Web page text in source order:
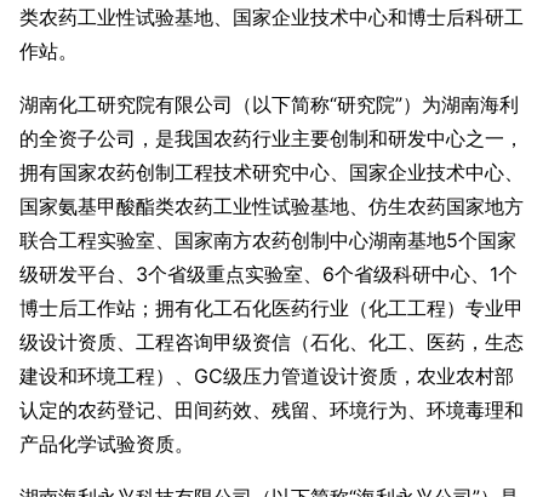
类农药工业性试验基地、国家企业技术中心和博士后科研工
作站。
湖南化工研究院有限公司（以下简称“研究院”）为湖南海利
的全资子公司，是我国农药行业主要创制和研发中心之一，
拥有国家农药创制工程技术研究中心、国家企业技术中心、
国家氨基甲酸酯类农药工业性试验基地、仿生农药国家地方
联合工程实验室、国家南方农药创制中心湖南基地5个国家
级研发平台、3个省级重点实验室、6个省级科研中心、1个
博士后工作站；拥有化工石化医药行业（化工工程）专业甲
级设计资质、工程咨询甲级资信（石化、化工、医药，生态
建设和环境工程）、GC级压力管道设计资质，农业农村部
认定的农药登记、田间药效、残留、环境行为、环境毒理和
产品化学试验资质。